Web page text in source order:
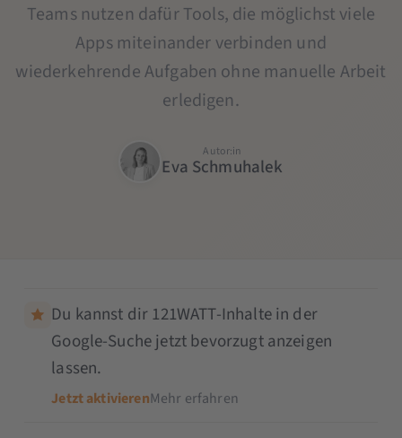
Teams nutzen dafür Tools, die möglichst viele
Apps miteinander verbinden und
wiederkehrende Aufgaben ohne manuelle Arbeit
erledigen.
Autor:in
Eva Schmuhalek
Du kannst dir 121WATT-Inhalte in der
Google-Suche jetzt bevorzugt anzeigen
lassen.
Jetzt aktivierenMehr erfahren